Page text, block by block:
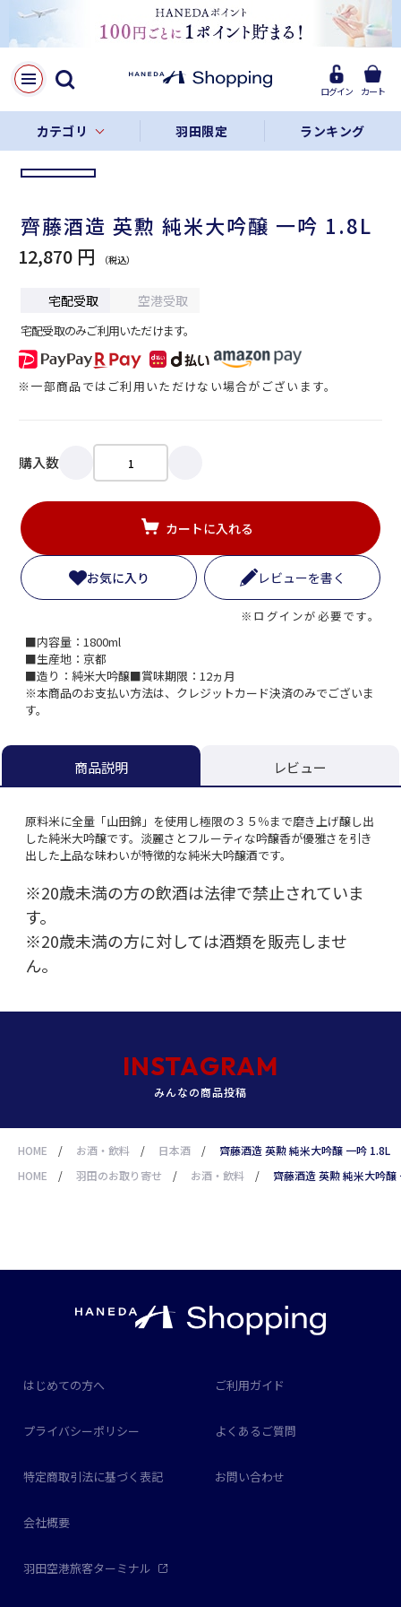
ログイン カート
カテゴリ 羽田限定 ランキング
HOME / お酒・飲料 / 日本酒 /
齊藤酒造 英勲 純米大吟醸 一吟 1.8L
HOME
/ 羽田のお取り寄せ / お酒・飲料 / 齊藤酒造 英勲 純米大吟醸
LINE
Facebook
リンクをコピー
齊藤酒造 英勲 純米大吟醸 一吟 1.8L
12,870 円
宅配受取 空港受取
宅配受取のみご利用いただけます。
※一部商品ではご利用いただけない場合がございます。
購入数
カートに入れる
お気に入り レビューを書く
※ログインが必要です。
■内容量：1800ml
■生産地：京都
■造り：純米大吟醸■賞味期限：12ヵ月
※本商品のお支払い方法は、クレジットカード決済のみでございま
す。
商品説明 レビュー
原料米に全量「山田錦」を使用し極限の３５％まで磨き上げ醸し出
した純米大吟醸です。淡麗さとフルーティな吟醸香が優雅さを引き
出した上品な味わいが特徴的な純米大吟醸酒です。
※20歳未満の方の飲酒は法律で禁止されていま
す。
※20歳未満の方に対しては酒類を販売しませ
ん。
INSTAGRAM
みんなの商品投稿
はじめての方へ ご利用ガイド
プライバシーポリシー よくあるご質問
特定商取引法に基づく表記 お問い合わせ
会社概要
羽田空港旅客ターミナル